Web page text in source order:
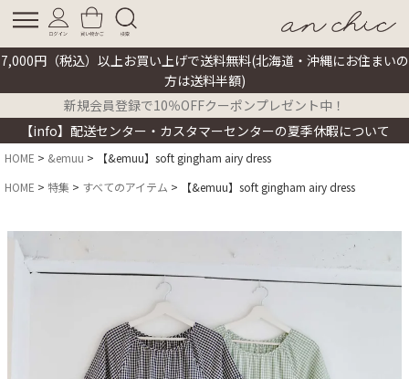
7,000円（税込）以上お買い上げで送料無料(北海道・沖縄にお住まいの
方は送料半額)
新規会員登録で10％OFFクーポンプレゼント中！
【info】配送センター・カスタマーセンターの夏季休暇について
HOME &emuu
【&emuu】soft gingham airy dress
HOME
特集 すべてのアイテム 【&emuu】soft gingham airy dress